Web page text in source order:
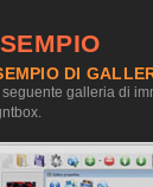
DI
seguente galleria di